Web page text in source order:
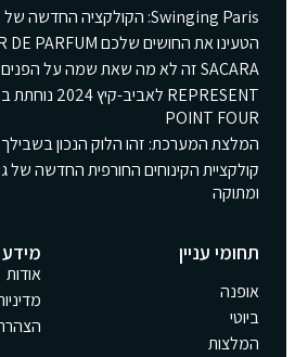
Swinging Paris: הקולקציה החדשה של ba&sh
הטעינו את החושים שלכם GUCCI GUILTY ELIXIR DE PARFUM
SACARA זה לא מה שאת שמה על הפנים – זה הפנים
POINT FOUR
המלצת המערכת: זהו הלוק הנכון בשבילך
קולקציית הקינוחים החורפית החדשה של
ומתוקה
תחומי עניין
אופנה
ביוטי
המלצות
מידע
אודות
הצהרת